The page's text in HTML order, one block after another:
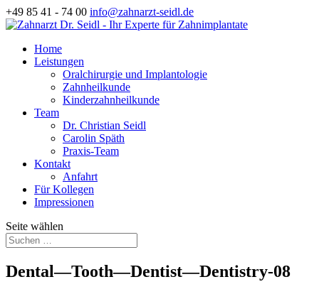
+49 85 41 - 74 00 info@zahnarzt-seidl.de
Home
Leistungen
Oralchirurgie und Implantologie
Zahnheilkunde
Kinderzahnheilkunde
Team
Dr. Christian Seidl
Carolin Späth
Praxis-Team
Kontakt
Anfahrt
Für Kollegen
Impressionen
Seite wählen
Dental—Tooth—Dentist—Dentistry-08